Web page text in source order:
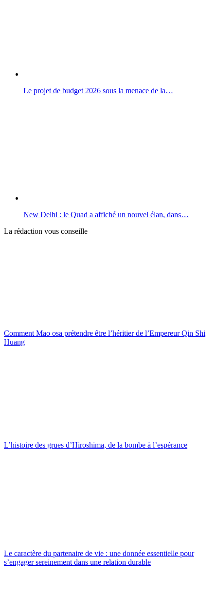
Le projet de budget 2026 sous la menace de la…
New Delhi : le Quad a affiché un nouvel élan, dans…
La rédaction vous conseille
Comment Mao osa prétendre être l’héritier de l’Empereur Qin Shi
Huang
L’histoire des grues d’Hiroshima, de la bombe à l’espérance
Le caractère du partenaire de vie : une donnée essentielle pour
s’engager sereinement dans une relation durable